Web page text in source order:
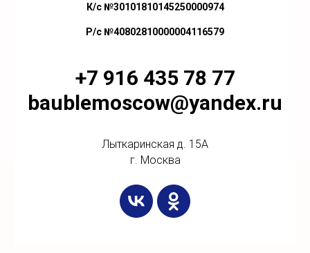
К/с №30101810145250000974
Р/с №40802810000004116579
+7 916 435 78 77
baublemoscow@yandex.ru
Лыткаринская д. 15А
г. Москва